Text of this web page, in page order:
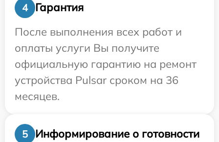
4
Гарантия
После выполнения всех работ и
оплаты услуги Вы получите
официальную гарантию на ремонт
устройства Pulsar сроком на 36
месяцев.
5
Информирование о готовности